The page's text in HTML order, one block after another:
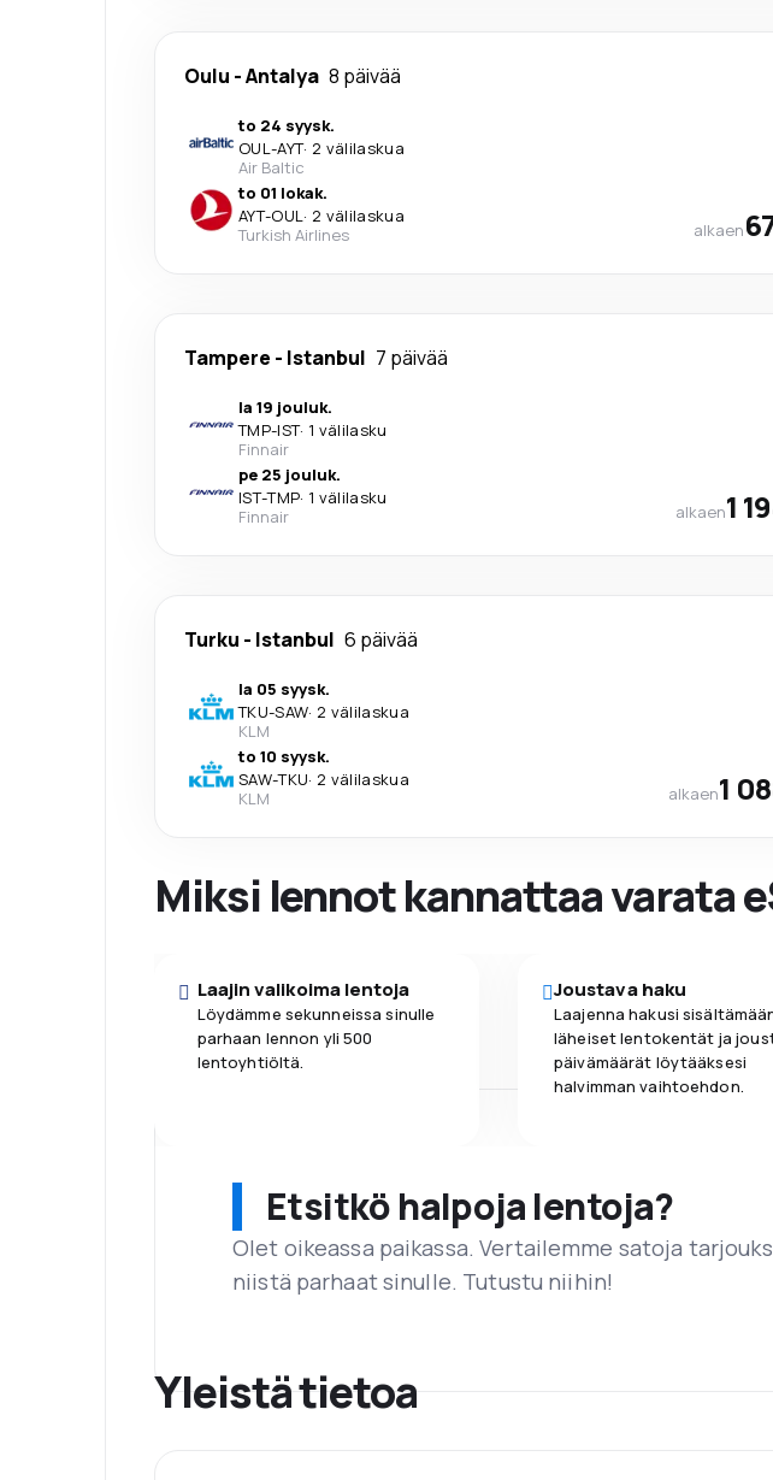
Oulu -Antalya 8 päivää
to 24 syysk.
OUL-AYT· 2 välilaskua
Air Baltic
to 01 lokak.
AYT-OUL· 2 välilaskua
Turkish Airlines
alkaen
Tampere - Istanbul 7 päivää
la 19 jouluk.
TMP-IST· 1 välilasku
Finnair
pe 25 jouluk.
IST-TMP· 1 välilasku
Finnair
alkaen1
Turku - Istanbul 6 päivää
la 05 syysk.
TKU-SAW· 2 välilaskua
KLM
to 10 syysk.
SAW-TKU· 2 välilaskua
KLM
alkaen1
Miksi lennot kannattaa varata
Laajin valikoima lentoja
Löydämme sekunneissa sinulle
parhaan lennon yli 500
lentoyhtiöltä.
Joustava haku
Laajenna hakusi
läheiset lentokentät ja
päivämäärät löytääksesi
halvimman vaihtoehdon.
Etsitkö halpoja lentoja?
Olet oikeassa paikassa. Vertailemme satoja
niistä parhaat sinulle. Tutustu niihin!
Yleistä tietoa